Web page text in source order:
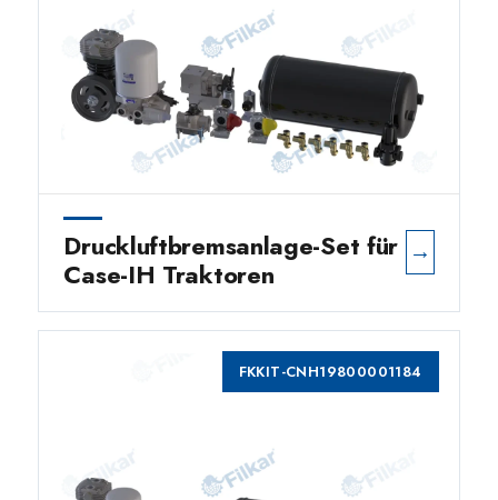
Druckluftbremsanlage-Set für
Case-IH Traktoren
→
FKKIT-CNH19800001184